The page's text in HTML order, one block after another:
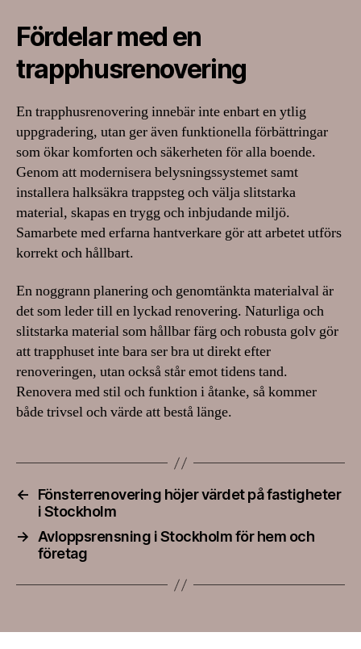
Fördelar med en
trapphusrenovering
En trapphusrenovering innebär inte enbart en ytlig
uppgradering, utan ger även funktionella förbättringar
som ökar komforten och säkerheten för alla boende.
Genom att modernisera belysningssystemet samt
installera halksäkra trappsteg och välja slitstarka
material, skapas en trygg och inbjudande miljö.
Samarbete med erfarna hantverkare gör att arbetet utförs
korrekt och hållbart.
En noggrann planering och genomtänkta materialval är
det som leder till en lyckad renovering. Naturliga och
slitstarka material som hållbar färg och robusta golv gör
att trapphuset inte bara ser bra ut direkt efter
renoveringen, utan också står emot tidens tand.
Renovera med stil och funktion i åtanke, så kommer
både trivsel och värde att bestå länge.
←
Fönsterrenovering höjer värdet på fastigheter
i Stockholm
→
Avloppsrensning i Stockholm för hem och
företag